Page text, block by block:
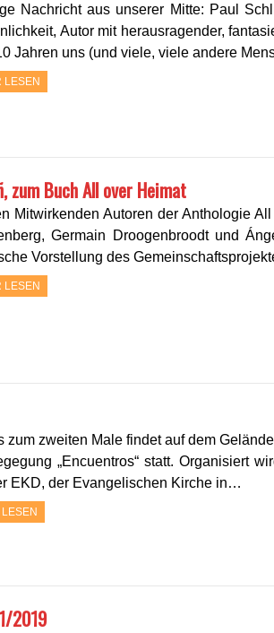
Nachricht aus unserer Mitte: Paul
Autor mit herausragender,
Jahren uns (und viele, viele andere
LESEN
zum Buch All over Heimat
Mitwirkenden Autoren der Anthologie
Germain Droogenbroodt und
Vorstellung des
LESEN
zum zweiten Male findet auf dem
„Encuentros“ statt. Organisiert
EKD, der Evangelischen Kirche in…
2019